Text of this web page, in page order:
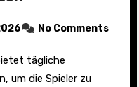
No Comments
um die Spieler zu